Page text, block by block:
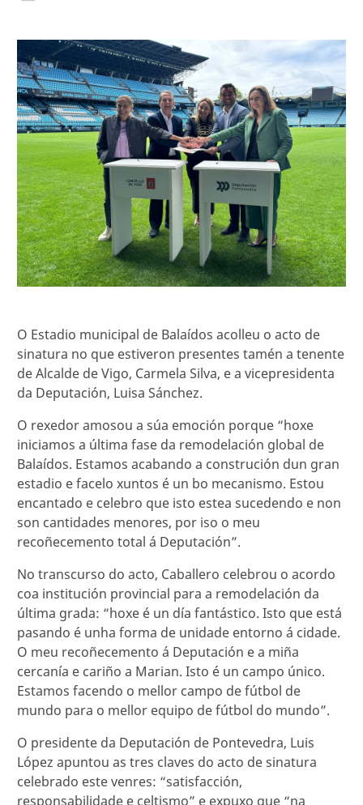
O Estadio municipal de Balaídos acolleu o acto de
sinatura no que estiveron presentes tamén a tenente
de Alcalde de Vigo, Carmela Silva, e a vicepresidenta
da Deputación, Luisa Sánchez.
O rexedor amosou a súa emoción porque “hoxe
iniciamos a última fase da remodelación global de
Balaídos. Estamos acabando a construción dun gran
estadio e facelo xuntos é un bo mecanismo. Estou
encantado e celebro que isto estea sucedendo e non
son cantidades menores, por iso o meu
recoñecemento total á Deputación”.
No transcurso do acto, Caballero celebrou o acordo
coa institución provincial para a remodelación da
última grada: “hoxe é un día fantástico. Isto que está
pasando é unha forma de unidade entorno á cidade.
O meu recoñecemento á Deputación e a miña
cercanía e cariño a Marian. Isto é un campo único.
Estamos facendo o mellor campo de fútbol de
mundo para o mellor equipo de fútbol do mundo”.
O presidente da Deputación de Pontevedra, Luis
López apuntou as tres claves do acto de sinatura
celebrado este venres: “satisfacción,
responsabilidade e celtismo” e expuxo que “na